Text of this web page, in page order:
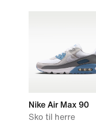
Nike Air Max 90
Sko til herre